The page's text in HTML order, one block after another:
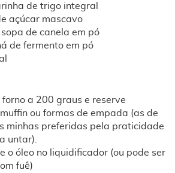
de trigo integral
açúcar mascavo
de canela em pó
de fermento em pó
forno a 200 graus e reserve
ou formas de empada (as de
minhas preferidas pela praticidade
untar).
o óleo no liquidificador (ou pode ser
fuê)